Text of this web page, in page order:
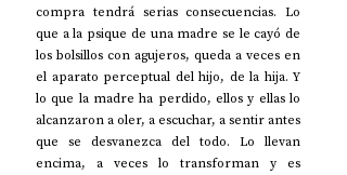
compra tendrá serias consecuencias. Lo
que a la psique de una madre se le cayó de
los bolsillos con agujeros, queda a veces en
el aparato perceptual del hijo, de la hija. Y
lo que la madre ha perdido, ellos y ellas lo
alcanzaron a oler, a escuchar, a sentir antes
que se desvanezca del todo. Lo llevan
encima, a veces lo transforman y es